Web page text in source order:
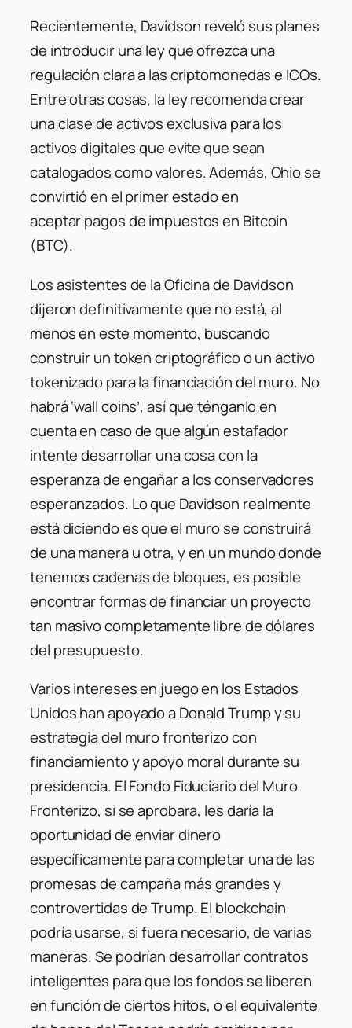
Recientemente, Davidson reveló sus planes
de introducir una ley que ofrezca una
regulación clara a las criptomonedas e ICOs.
Entre otras cosas, la ley recomenda crear
una clase de activos exclusiva para los
activos digitales que evite que sean
catalogados como valores. Además, Ohio se
convirtió en el primer estado en
aceptar pagos de impuestos en Bitcoin
(BTC).
Los asistentes de la Oficina de Davidson
dijeron definitivamente que no está, al
menos en este momento, buscando
construir un token criptográfico o un activo
tokenizado para la financiación del muro. No
habrá ‘wall coins’, así que ténganlo en
cuenta en caso de que algún estafador
intente desarrollar una cosa con la
esperanza de engañar a los conservadores
esperanzados. Lo que Davidson realmente
está diciendo es que el muro se construirá
de una manera u otra, y en un mundo donde
tenemos cadenas de bloques, es posible
encontrar formas de financiar un proyecto
tan masivo completamente libre de dólares
del presupuesto.
Varios intereses en juego en los Estados
Unidos han apoyado a Donald Trump y su
estrategia del muro fronterizo con
financiamiento y apoyo moral durante su
presidencia. El Fondo Fiduciario del Muro
Fronterizo, si se aprobara, les daría la
oportunidad de enviar dinero
específicamente para completar una de las
promesas de campaña más grandes y
controvertidas de Trump. El blockchain
podría usarse, si fuera necesario, de varias
maneras. Se podrían desarrollar contratos
inteligentes para que los fondos se liberen
en función de ciertos hitos, o el equivalente